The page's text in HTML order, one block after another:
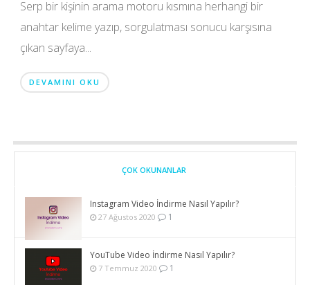
Serp bir kişinin arama motoru kısmına herhangi bir
anahtar kelime yazıp, sorgulatması sonucu karşısına
çıkan sayfaya...
DEVAMINI OKU
ÇOK OKUNANLAR
Instagram Video İndirme Nasıl Yapılır?
27 Ağustos 2020 1
YouTube Video İndirme Nasıl Yapılır?
7 Temmuz 2020 1